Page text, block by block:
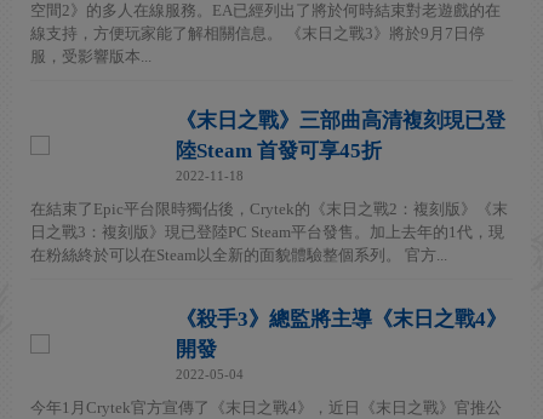
空間2》的多人在線服務。EA已經列出了將於何時結束對老遊戲的在
線支持，方便玩家能了解相關信息。 《末日之戰3》將於9月7日停
服，受影響版本...
《末日之戰》三部曲高清複刻現已登
陸Steam 首發可享45折
2022-11-18
在結束了Epic平台限時獨佔後，Crytek的《末日之戰2：複刻版》《末
日之戰3：複刻版》現已登陸PC Steam平台發售。加上去年的1代，現
在粉絲終於可以在Steam以全新的面貌體驗整個系列。 官方...
《殺手3》總監將主導《末日之戰4》
開發
2022-05-04
今年1月Crytek官方宣傳了《末日之戰4》，近日《末日之戰》官推公